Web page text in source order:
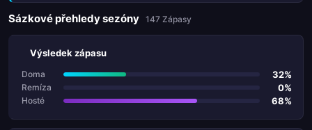
Sázkové přehledy sezóny 147 Zápasy
Výsledek zápasu
Doma 32%
Remíza 0%
Hosté 68%